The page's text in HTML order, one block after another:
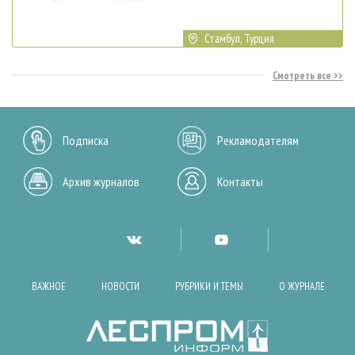
Стамбул, Турция
Смотреть все
Подписка Рекламодателям
Архив журналов Контакты
ВАЖНОЕ НОВОСТИ РУБРИКИ И ТЕМЫ О ЖУРНАЛЕ